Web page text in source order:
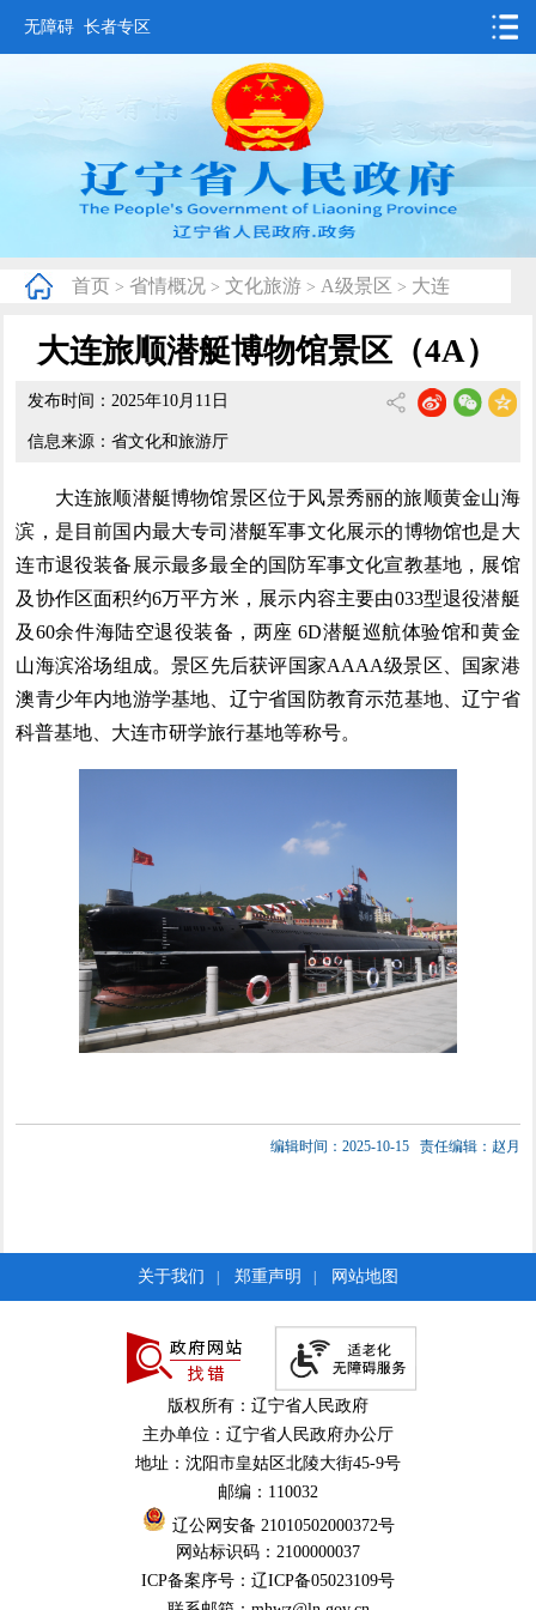
无障碍 长者专区
要闻动态
政务公开
互动交流
数据发布
省情概况
首页 > 省情概况 > 文化旅游 > A级景区 > 大连
大连旅顺潜艇博物馆景区（4A）
发布时间：2025年10月11日
信息来源：省文化和旅游厅
大连旅顺潜艇博物馆景区位于风景秀丽的旅顺黄金山海
滨，是目前国内最大专司潜艇军事文化展示的博物馆也是大
连市退役装备展示最多最全的国防军事文化宣教基地，展馆
及协作区面积约6万平方米，展示内容主要由033型退役潜艇
及60余件海陆空退役装备，两座 6D潜艇巡航体验馆和黄金
山海滨浴场组成。景区先后获评国家AAAA级景区、国家港
澳青少年内地游学基地、辽宁省国防教育示范基地、辽宁省
科普基地、大连市研学旅行基地等称号。
编辑时间：2025-10-15 责任编辑：赵月
关于我们 | 郑重声明 | 网站地图
版权所有：辽宁省人民政府
主办单位：辽宁省人民政府办公厅
地址：沈阳市皇姑区北陵大街45-9号
邮编：110032
辽公网安备 21010502000372号
网站标识码：2100000037
ICP备案序号：辽ICP备05023109号